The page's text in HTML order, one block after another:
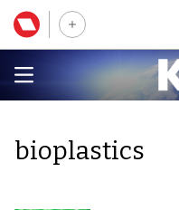
bioplastics